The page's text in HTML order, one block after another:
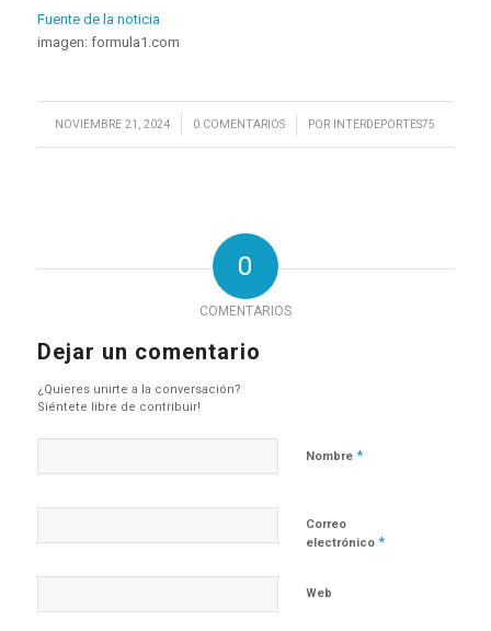
Fuente de la noticia
imagen: formula1.com
NOVIEMBRE 21, 2024
/ 0 COMENTARIOS
/ POR INTERDEPORTES75
0
COMENTARIOS
Dejar un comentario
¿Quieres unirte a la conversación?
Siéntete libre de contribuir!
Nombre *
Correo
electrónico *
Web